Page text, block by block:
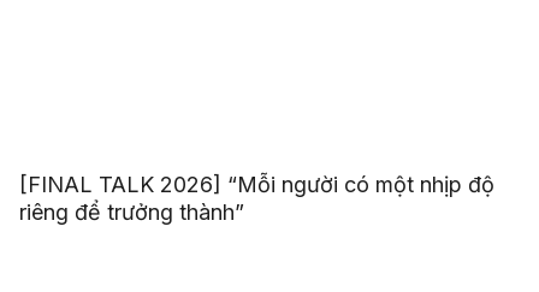
[FINAL TALK 2026] “Mỗi người có một nhịp độ
riêng để trưởng thành”